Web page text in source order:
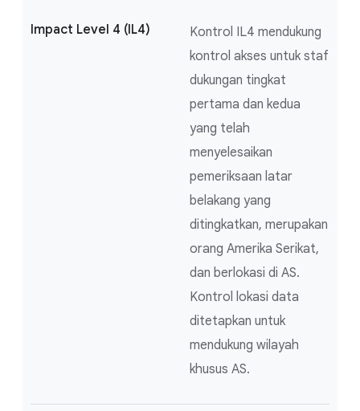
Impact Level 4 (IL4)
Kontrol IL4 mendukung
kontrol akses untuk staf
dukungan tingkat
pertama dan kedua
yang telah
menyelesaikan
pemeriksaan latar
belakang yang
ditingkatkan, merupakan
orang Amerika Serikat,
dan berlokasi di AS.
Kontrol lokasi data
ditetapkan untuk
mendukung wilayah
khusus AS.